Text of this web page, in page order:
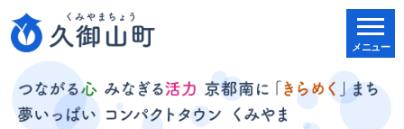
メニュー